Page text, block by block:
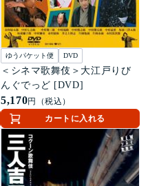
ゆうパケット便 DVD
＜シネマ歌舞伎＞大江戸りび
んぐでっど [DVD]
5,170円（税込）
カートに入れる